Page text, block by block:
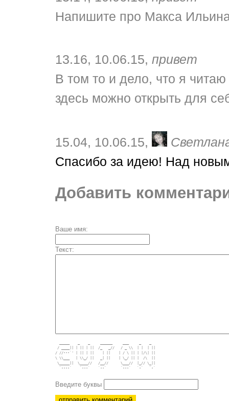
Напишите про Макса
13.16, 10.06.15, привет
В том то и дело, что я
здесь можно открыть для
15.04, 10.06.15,
Спасибо за идею! Над
Добавить
Ваше имя:
Текст:
/ ____|| | || | ||  /_   _//   / _ \\  | |  | ||
/ //---`' | || | ||    | ||    | / \ || | |/\| ||
\ \\___   | \\_/ ||   _| ||    | \_/ || |  /\  ||
\_____||  \____//   /__//      \___//  |_// \_||
  `----`    `---`    `--`       `---`   `-`   `-`
Введите буквы